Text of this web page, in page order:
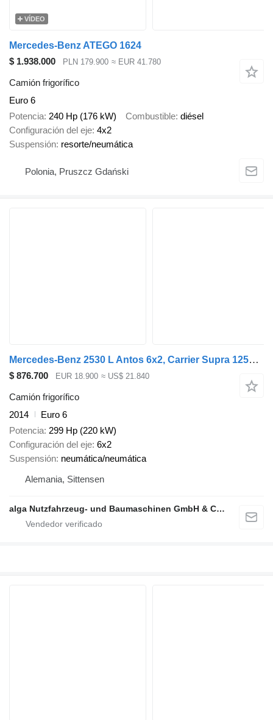
VÍDEO
Mercedes-Benz ATEGO 1624
$ 1.938.000
PLN 179.900 ≈ EUR 41.780
Camión frigorífico
Euro 6
Potencia 240 Hp (176 kW) Combustible diésel
Configuración del eje 4x2
Suspensión resorte/neumática
Polonia, Pruszcz Gdański
Mercedes-Benz 2530 L Antos 6x2, Carrier Supra 1250, LBW, Klima
$ 876.700 EUR 18.900 ≈ US$ 21.840
Camión frigorífico
2014
Euro 6
Potencia 299 Hp (220 kW)
Configuración del eje 6x2
Suspensión neumática/neumática
Alemania, Sittensen
alga Nutzfahrzeug- und Baumaschinen GmbH & Co. KG